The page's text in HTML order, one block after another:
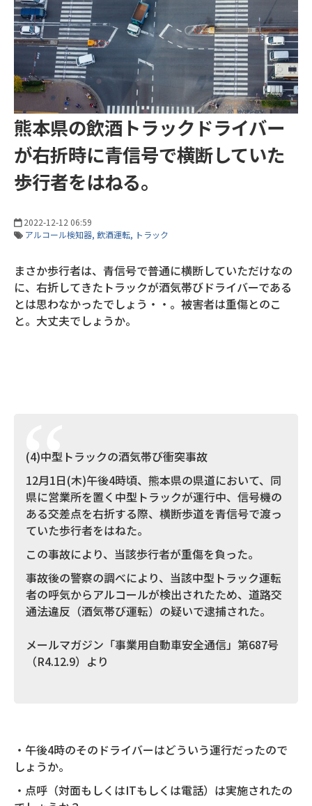
熊本県の飲酒トラックドライバー
が右折時に青信号で横断していた
歩行者をはねる。
2022-12-12 06:59
アルコール検知器 飲酒運転 トラック
まさか歩行者は、青信号で普通に横断していただけなの
に、右折してきたトラックが酒気帯びドライバーである
とは思わなかったでしょう・・。被害者は重傷とのこ
と。大丈夫でしょうか。
(4)中型トラックの酒気帯び衝突事故
12月1日(木)午後4時頃、熊本県の県道において、同
県に営業所を置く中型トラックが運行中、信号機の
ある交差点を右折する際、横断歩道を青信号で渡っ
ていた歩行者をはねた。
この事故により、当該歩行者が重傷を負った。
事故後の警察の調べにより、当該中型トラック運転
者の呼気からアルコールが検出されたため、道路交
通法違反（酒気帯び運転）の疑いで逮捕された。
メールマガジン「事業用自動車安全通信」第687号
（R4.12.9）より
・午後4時のそのドライバーはどういう運行だったので
しょうか。
・点呼（対面もしくはITもしくは電話）は実施されたの